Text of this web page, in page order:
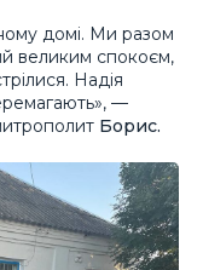
домі. Ми разом
великим спокоєм,
Надія
—
Борис.